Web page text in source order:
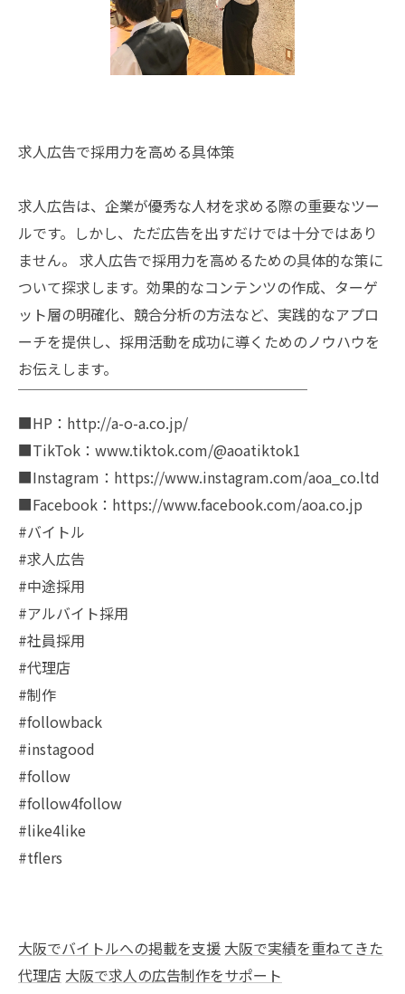
求人広告で採用力を高める具体策
求人広告は、企業が優秀な人材を求める際の重要なツー
ルです。しかし、ただ広告を出すだけでは十分ではあり
ません。 求人広告で採用力を高めるための具体的な策に
ついて探求します。効果的なコンテンツの作成、ターゲ
ット層の明確化、競合分析の方法など、実践的なアプロ
ーチを提供し、採用活動を成功に導くためのノウハウを
お伝えします。
￣￣￣￣￣￣￣￣￣￣￣￣￣￣￣￣￣￣￣￣
■HP：http://a-o-a.co.jp/
■TikTok：www.tiktok.com/@aoatiktok1
■Instagram：https://www.instagram.com/aoa_co.ltd
■Facebook：https://www.facebook.com/aoa.co.jp
#バイトル
#求人広告
#中途採用
#アルバイト採用
#社員採用
#代理店
#制作
#followback
#instagood
#follow
#follow4follow
#like4like
#tflers
大阪でバイトルへの掲載を支援 大阪で実績を重ねてきた
代理店 大阪で求人の広告制作をサポート